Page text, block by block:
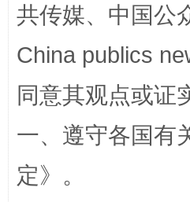
共传媒、中国公
China publics
同意其观点或证
一、遵守各国有
定》。